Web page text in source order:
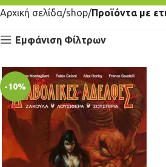
Αρχική σελίδα shop Προϊόντα με
Εμφάνιση Φίλτρων
-10%